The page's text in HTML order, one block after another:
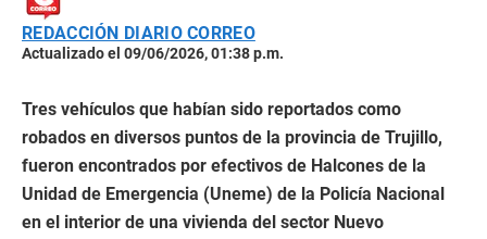
REDACCIÓN DIARIO CORREO
Actualizado el 09/06/2026, 01:38 p.m.
Tres vehículos que habían sido reportados como
robados en diversos puntos de la provincia de Trujillo,
fueron encontrados por efectivos de Halcones de la
Unidad de Emergencia (Uneme) de la Policía Nacional
en el interior de una vivienda del sector Nuevo